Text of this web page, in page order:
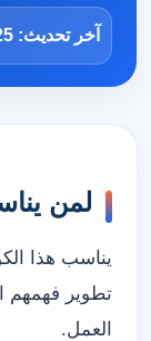
آخر تحديث: 2025-11-02
لمن
يناسب هذا
تطوير فهمهم
العمل.